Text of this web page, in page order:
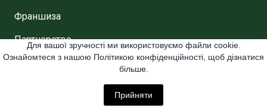
Франшиза
Партнерство
Договір публічної аферти
Політика конфіденційності
Для вашої зручності ми використовуємо файли cookie.
Ознайомтеся з нашою Політикою конфіденційності, щоб дізнатися
більше.
Прийняти